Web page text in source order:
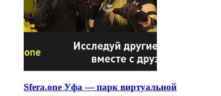
Sfera.one Уфа — парк виртуальной